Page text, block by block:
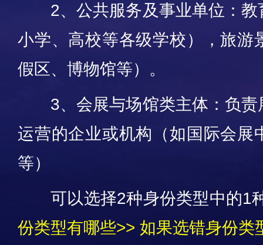
2、公共服务及事业单位：
小学、高校等各级学校），旅游
假区、博物馆等）。
3、会展与场馆类主体：负
运营的企业或机构（如国际会展
等）
可以选择2种身份类型中的1
份类型有哪些>> 如果选错身份类